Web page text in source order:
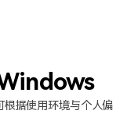
根据使用环境与个人偏